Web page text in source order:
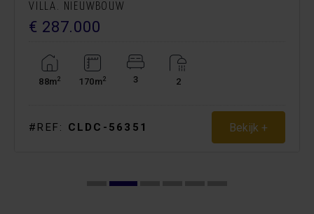
VILLA. NIEUWBOUW
€ 287.000
88m2 170m2 3 2
#REF: CLDC-56351 Bekijk +